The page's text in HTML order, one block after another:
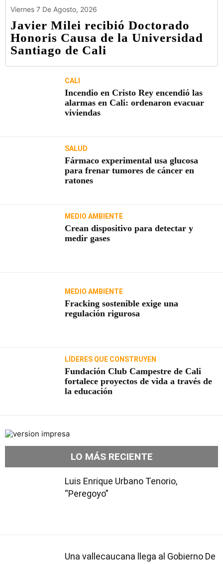
Viernes 7 De Agosto, 2026
Javier Milei recibió Doctorado
Honoris Causa de la Universidad
Santiago de Cali
CALI
Incendio en Cristo Rey encendió las
alarmas en Cali: ordenaron evacuar
viviendas
SALUD
Fármaco experimental usa glucosa
para frenar tumores de cáncer en
ratones
MEDIO AMBIENTE
Crean dispositivo para detectar y
medir gases
MEDIO AMBIENTE
Fracking sostenible exige una
regulación rigurosa
LÍDERES QUE CONSTRUYEN
Fundación Club Campestre de Cali
fortalece proyectos de vida a través de
la educación
LO MÁS RECIENTE
Luis Enrique Urbano Tenorio,
“Peregoyo”
Una vallecaucana llega al Gobierno De